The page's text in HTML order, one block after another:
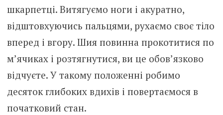
шкарпетці. Витягуємо ноги і акуратно,
відштовхуючись пальцями, рухаємо своє тіло
вперед і вгору. Шия повинна прокотитися по
м’ячиках і розтягнутися, ви це обов’язково
відчуєте. У такому положенні робимо
десяток глибоких вдихів і повертаємося в
початковий стан.